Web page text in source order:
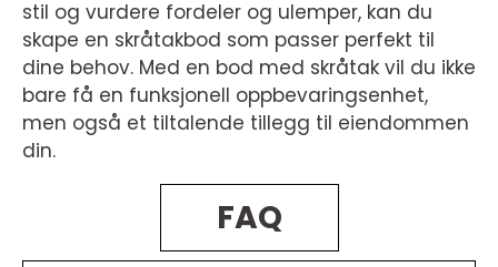
stil og vurdere fordeler og ulemper, kan du
skape en skråtakbod som passer perfekt til
dine behov. Med en bod med skråtak vil du ikke
bare få en funksjonell oppbevaringsenhet,
men også et tiltalende tillegg til eiendommen
din.
FAQ